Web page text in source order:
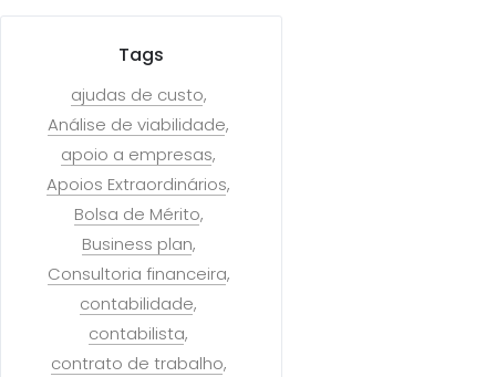
Tags
ajudas de custo
Análise de viabilidade
apoio a empresas
Apoios Extraordinários
Bolsa de Mérito
Business plan
Consultoria financeira
contabilidade
contabilista
contrato de trabalho